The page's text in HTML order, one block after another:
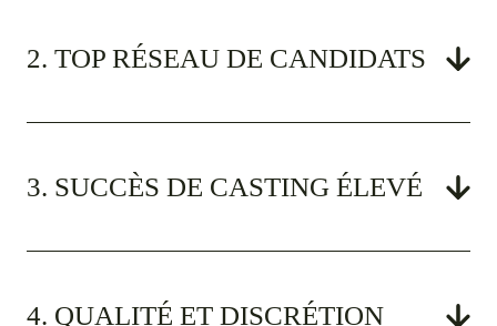
2. TOP RÉSEAU DE CANDIDATS
3. SUCCÈS DE CASTING ÉLEVÉ
4. QUALITÉ ET DISCRÉTION